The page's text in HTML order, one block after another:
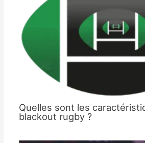
Quelles sont les
blackout rugby ?